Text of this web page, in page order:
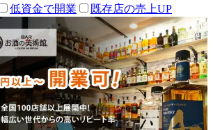
低資金で開業 既存店の売上UP